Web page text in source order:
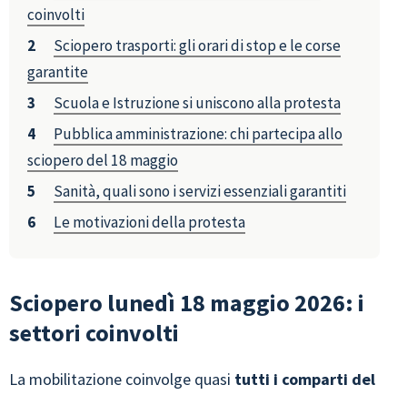
coinvolti
Sciopero trasporti: gli orari di stop e le corse
garantite
Scuola e Istruzione si uniscono alla protesta
Pubblica amministrazione: chi partecipa allo
sciopero del 18 maggio
Sanità, quali sono i servizi essenziali garantiti
Le motivazioni della protesta
Sciopero lunedì 18 maggio 2026: i
settori coinvolti
La mobilitazione coinvolge quasi tutti i comparti del